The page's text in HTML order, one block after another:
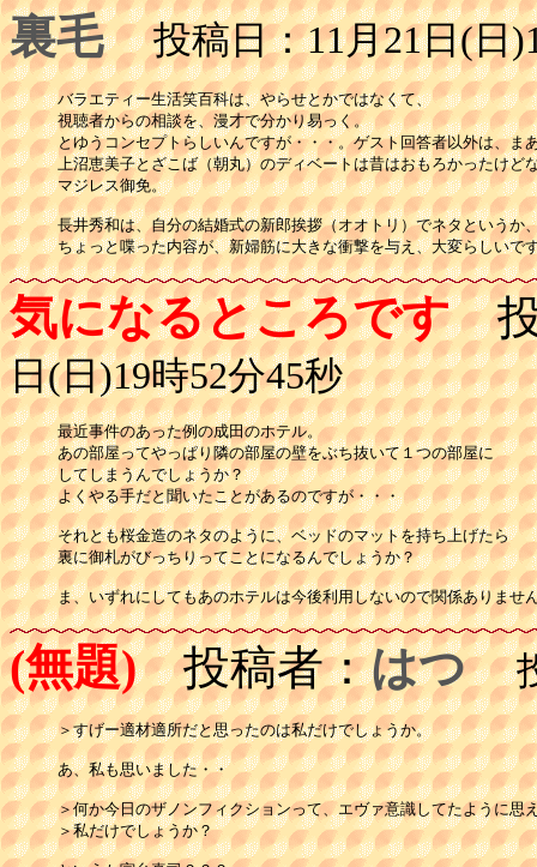
裏毛 投稿日：11月21日(日
バラエティー生活笑百科は、やらせとかではなくて、
視聴者からの相談を、漫才で分かり易っく。
とゆうコンセプトらしいんですが・・・。ゲスト回答者以外は、ま
上沼恵美子とざこば（朝丸）のディベートは昔はおもろかったけど
マジレス御免。
長井秀和は、自分の結婚式の新郎挨拶（オオトリ）でネタというか
ちょっと喋った内容が、新婦筋に大きな衝撃を与え、大変らしいで
気になるところです投
日(日)19時52分45秒
最近事件のあった例の成田のホテル。
あの部屋ってやっぱり隣の部屋の壁をぶち抜いて１つの部屋に
してしまうんでしょうか？
よくやる手だと聞いたことがあるのですが・・・
それとも桜金造のネタのように、ベッドのマットを持ち上げたら
裏に御札がびっちりってことになるんでしょうか？
(無題)投稿者：はつ 投
＞すげー適材適所だと思ったのは私だけでしょうか。
あ、私も思いました・・
＞何か今日のザノンフィクションって、エヴァ意識してたように思
＞私だけでしょうか？